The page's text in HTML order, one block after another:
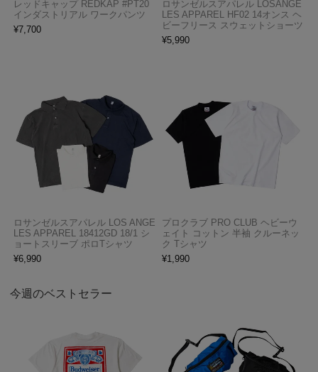
レッドキャップ REDKAP #PT20
インダストリアル ワークパンツ
¥7,700
ロサンゼルスアパレル LOSANGE
LES APPAREL HF02 14オンス ヘ
ビーフリース スウェットショーツ
¥5,990
ロサンゼルスアパレル LOS ANGE
LES APPAREL 18412GD 18/1 シ
ョートスリーブ ポロTシャツ
¥6,990
プロクラブ PRO CLUB ヘビーウ
ェイト コットン 半袖 クルーネッ
ク Tシャツ
¥1,990
今週のベストセラー